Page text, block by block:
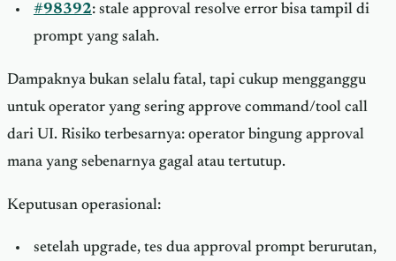
#98392: stale approval resolve error bisa tampil di
prompt yang salah.
Dampaknya bukan selalu fatal, tapi cukup mengganggu
untuk operator yang sering approve command/tool call
dari UI. Risiko terbesarnya: operator bingung approval
mana yang sebenarnya gagal atau tertutup.
Keputusan operasional:
setelah upgrade, tes dua approval prompt berurutan,